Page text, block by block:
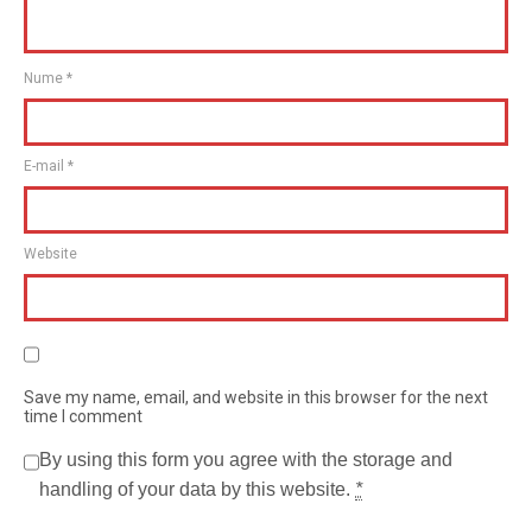
Nume *
E-mail *
Website
Save my name, email, and website in this browser for the next
time I comment
By using this form you agree with the storage and
handling of your data by this website. *